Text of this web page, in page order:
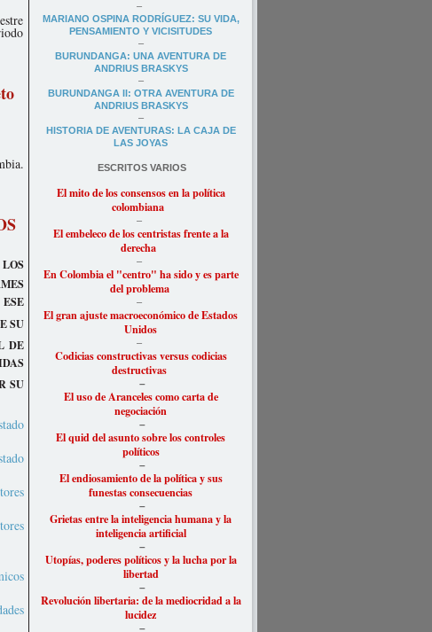
SU
DE
SU
–
MARIANO OSPINA RODRÍGUEZ: SU VIDA,
PENSAMIENTO Y VICISITUDES
–
BURUNDANGA: UNA AVENTURA DE
ANDRIUS BRASKYS
–
BURUNDANGA II: OTRA AVENTURA DE
ANDRIUS BRASKYS
–
HISTORIA DE AVENTURAS: LA CAJA DE
LAS JOYAS
ESCRITOS VARIOS
El mito de los consensos en la política
colombiana
–
El embeleco de los centristas frente a la
derecha
–
En Colombia el "centro" ha sido y es parte
del problema
–
El gran ajuste macroeconómico de Estados
Unidos
–
Codicias constructivas versus codicias
destructivas
–
El uso de Aranceles como carta de
negociación
–
El quid del asunto sobre los controles
políticos
–
El endiosamiento de la política y sus
funestas consecuencias
–
Grietas entre la inteligencia humana y la
inteligencia artificial
–
Utopías, poderes políticos y la lucha por la
libertad
–
Revolución libertaria: de la mediocridad a la
lucidez
–